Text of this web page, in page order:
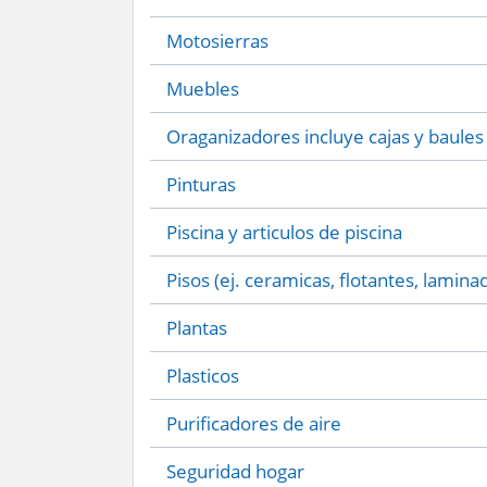
Motosierras
Muebles
Oraganizadores incluye cajas y baules
Pinturas
Piscina y articulos de piscina
Pisos (ej. ceramicas, flotantes,
Plantas
Plasticos
Purificadores de aire
Seguridad hogar